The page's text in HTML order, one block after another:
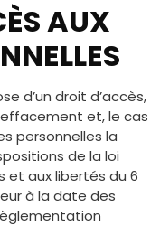
AUX
d’un droit d’accès,
et, le cas
personnelles la
de la loi
et aux libertés du 6
à la date des